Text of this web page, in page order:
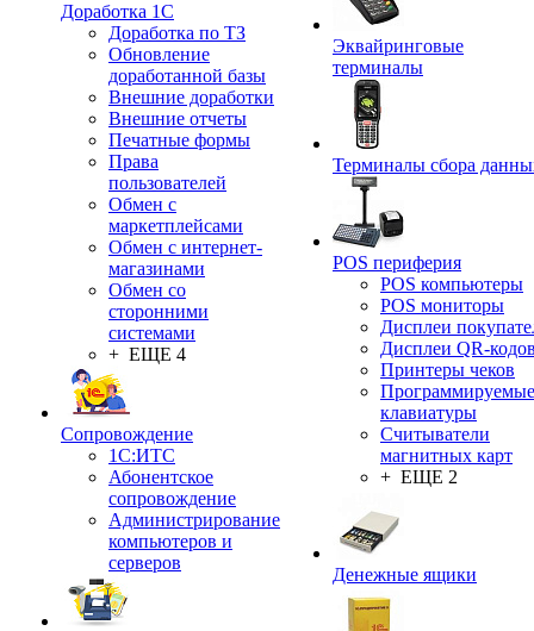
Доработка 1С
Доработка по ТЗ
Обновление
доработанной базы
Внешние доработки
Внешние отчеты
Печатные формы
Права
пользователей
Обмен с
маркетплейсами
Обмен с интернет-
магазинами
Обмен со
сторонними
системами
+ ЕЩЕ 4
Сопровождение
1C:ИТС
Абонентское
сопровождение
Администрирование
компьютеров и
серверов
Эквайринговые
терминалы
Терминалы сбора
POS периферия
POS компьютеры
POS мониторы
Дисплеи
Дисплеи QR-
Принтеры чеков
Программируемые
клавиатуры
Считыватели
магнитных карт
+ ЕЩЕ 2
Денежные ящики